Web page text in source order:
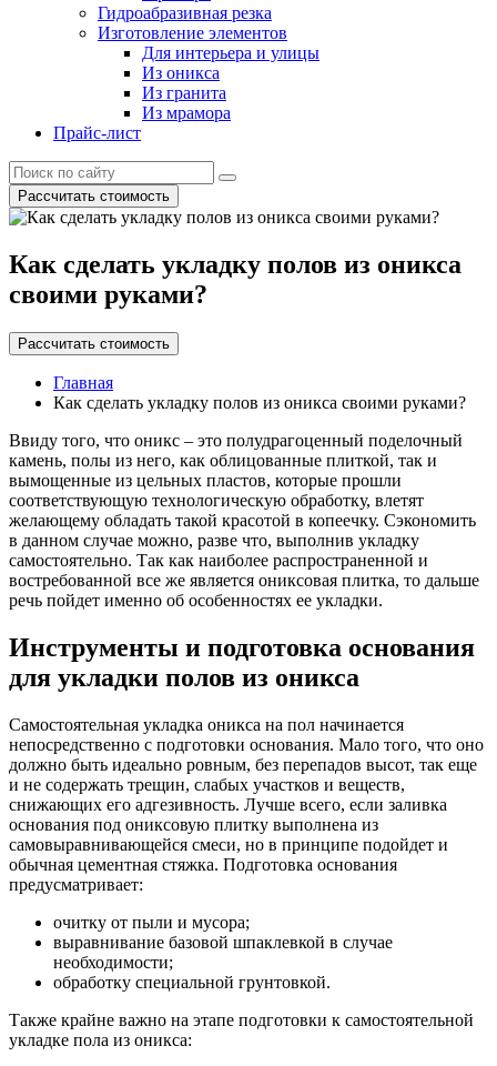
Гидроабразивная резка
Изготовление элементов
Для интерьера и улицы
Из оникса
Из гранита
Из мрамора
Прайс-лист
Рассчитать стоимость
Как сделать укладку полов из оникса
своими руками?
Рассчитать стоимость
Главная
Как сделать укладку полов из оникса своими руками?
Ввиду того, что оникс – это полудрагоценный поделочный
камень, полы из него, как облицованные плиткой, так и
вымощенные из цельных пластов, которые прошли
соответствующую технологическую обработку, влетят
желающему обладать такой красотой в копеечку. Сэкономить
в данном случае можно, разве что, выполнив укладку
самостоятельно. Так как наиболее распространенной и
востребованной все же является ониксовая плитка, то дальше
речь пойдет именно об особенностях ее укладки.
Инструменты и подготовка основания
для укладки полов из оникса
Самостоятельная укладка оникса на пол начинается
непосредственно с подготовки основания. Мало того, что оно
должно быть идеально ровным, без перепадов высот, так еще
и не содержать трещин, слабых участков и веществ,
снижающих его адгезивность. Лучше всего, если заливка
основания под ониксовую плитку выполнена из
самовыравнивающейся смеси, но в принципе подойдет и
обычная цементная стяжка. Подготовка основания
предусматривает:
очитку от пыли и мусора;
выравнивание базовой шпаклевкой в случае
необходимости;
обработку специальной грунтовкой.
Также крайне важно на этапе подготовки к самостоятельной
укладке пола из оникса: